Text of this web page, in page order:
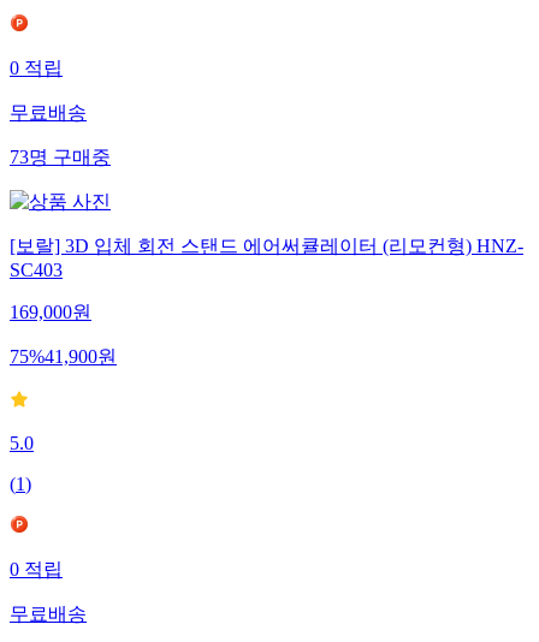
0적립
무료배송
73명구매중
[보랄] 3D 입체 회전 스탠드 에어써큘레이터 (리모컨형) HNZ-
SC403
169,000원
75%41,900원
5.0
(1)
0적립
무료배송